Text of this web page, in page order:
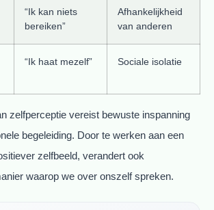
“Ik kan niets
bereiken”
Afhankelijkheid
van anderen
“Ik haat mezelf” Sociale isolatie
zelfperceptie vereist bewuste inspanning
begeleiding. Door te werken aan een
zelfbeeld, verandert ook
waarop we over onszelf spreken.